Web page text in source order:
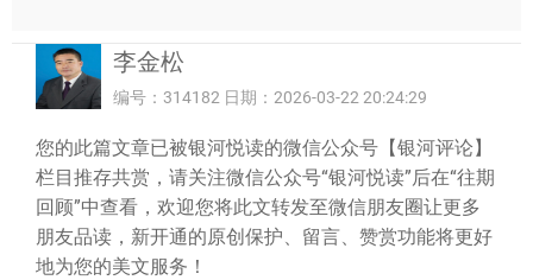
李金松
编号：314182 日期：2026-03-22 20:24:29
您的此篇文章已被银河悦读的微信公众号【银河评论】
栏目推存共赏，请关注微信公众号“银河悦读”后在“往期
回顾”中查看，欢迎您将此文转发至微信朋友圈让更多
朋友品读，新开通的原创保护、留言、赞赏功能将更好
地为您的美文服务！